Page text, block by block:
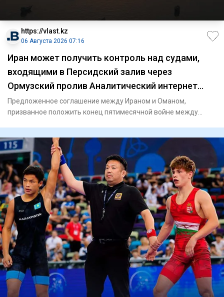
https://vlast.kz
06 Августа 2026 07:16
Иран может получить контроль над судами,
входящими в Персидский залив через
Ормузский пролив Аналитический интернет
журнал Власть
Предложенное соглашение между Ираном и Оманом,
призванное положить конец пятимесячной войне между